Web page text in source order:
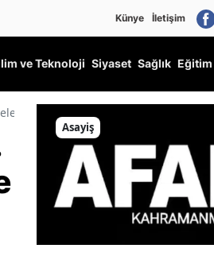
Künye İletişim
ve Teknoloji Siyaset Sağlık Eğitim
sürüyor
Asayiş